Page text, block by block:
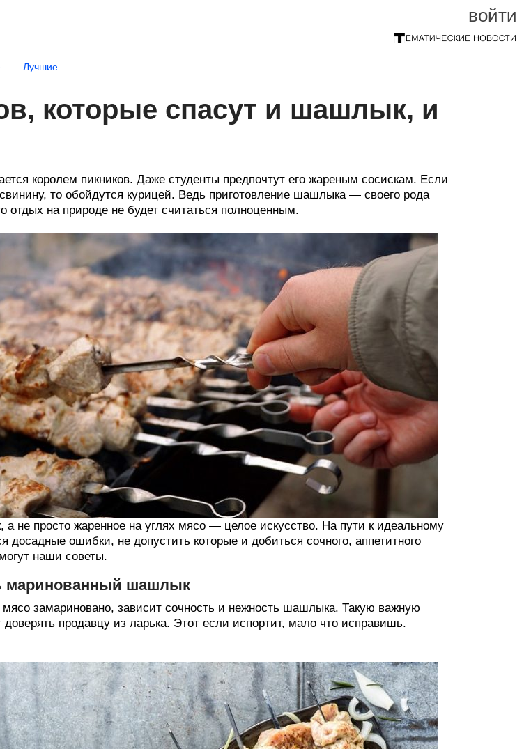
войти
Лучшие
которые спасут и шашлык, и
королем пикников. Даже студенты предпочтут его жареным сосискам. Если
то обойдутся курицей. Ведь приготовление шашлыка — своего рода
отдых на природе не будет считаться полноценным.
не просто жаренное на углях мясо — целое искусство. На пути к идеальному
ошибки, не допустить которые и добиться сочного, аппетитного
наши советы.
маринованный шашлык
мясо замариновано, зависит сочность и нежность шашлыка. Такую важную
доверять продавцу из ларька. Этот если испортит, мало что исправишь.